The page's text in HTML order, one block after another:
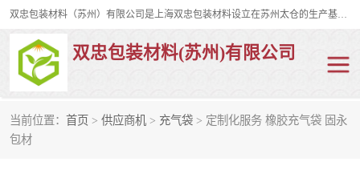
双忠包装材料（苏州）有限公司是上海双忠包装材料设立在苏州太仓的生产基地，占地约2万平米，产品主要有打孔缠绕膜，拉伸蜂窝纸，集装箱充气袋，滑托板，打包带，裹包网兜，防滑纸等箱体和托盘的运输和保护性包材。固永包材®，GooYon Pack®，是我们保护性包装材料的专属品牌。
双忠包装材料(苏州)有限公司
当前位置： 首页 > 供应商机 > 充气袋 > 定制化服务 橡胶充气袋 固永
包材打孔缠绕膜